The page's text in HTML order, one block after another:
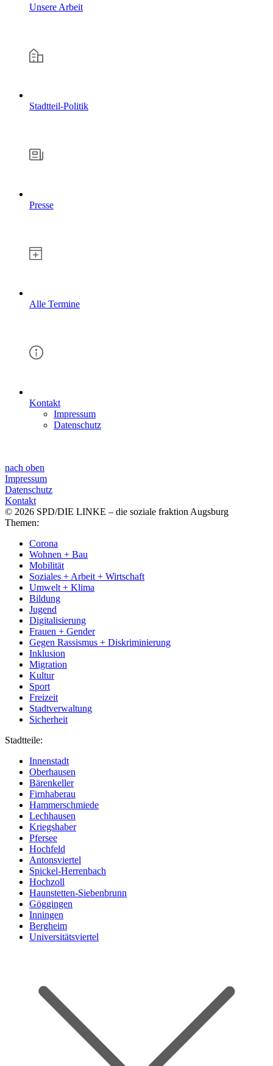
Unsere Arbeit
Stadtteil-Politik
Presse
Alle Termine
Kontakt
Impressum
Datenschutz
nach oben
Impressum
Datenschutz
Kontakt
© 2026 SPD/DIE LINKE – die soziale fraktion Augsburg
Themen:
Corona
Wohnen + Bau
Mobilität
Soziales + Arbeit + Wirtschaft
Umwelt + Klima
Bildung
Jugend
Digitalisierung
Frauen + Gender
Gegen Rassismus + Diskriminierung
Inklusion
Migration
Kultur
Sport
Freizeit
Stadtverwaltung
Sicherheit
Stadtteile:
Innenstadt
Oberhausen
Bärenkeller
Firnhaberau
Hammerschmiede
Lechhausen
Kriegshaber
Pfersee
Hochfeld
Antonsviertel
Spickel-Herrenbach
Hochzoll
Haunstetten-Siebenbrunn
Göggingen
Inningen
Bergheim
Universitätsviertel